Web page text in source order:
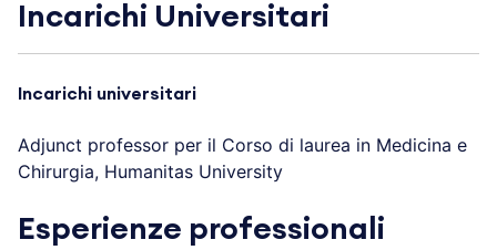
Incarichi Universitari
Incarichi universitari
Adjunct professor per il Corso di laurea in Medicina e
Chirurgia, Humanitas University
Esperienze professionali